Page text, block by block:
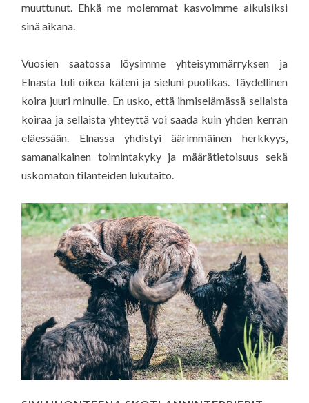
muuttunut. Ehkä me molemmat kasvoimme aikuisiksi
sinä aikana.
Vuosien saatossa löysimme yhteisymmärryksen ja
Elnasta tuli oikea käteni ja sieluni puolikas. Täydellinen
koira juuri minulle. En usko, että ihmiselämässä sellaista
koiraa ja sellaista yhteyttä voi saada kuin yhden kerran
eläessään. Elnassa yhdistyi äärimmäinen herkkyys,
samanaikainen toimintakyky ja määrätietoisuus sekä
uskomaton tilanteiden lukutaito.